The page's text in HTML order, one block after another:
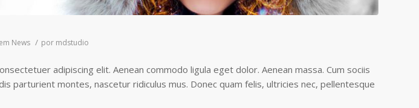
em News / por mdstudio
adipiscing elit. Aenean commodo ligula eget dolor. Aenean massa. Cum sociis
parturient montes, nascetur ridiculus mus. Donec quam felis, ultricies nec, pellentesque